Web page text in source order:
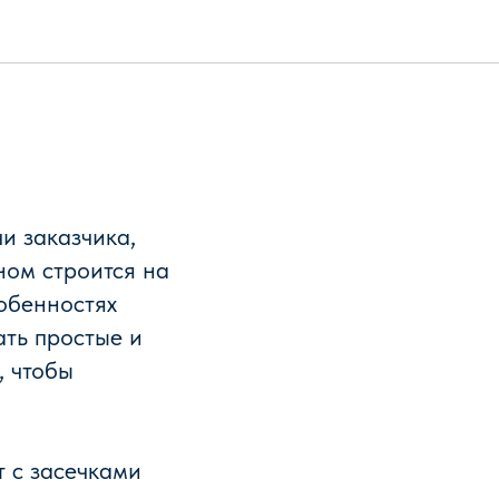
заказчика,
строится на
простые и
чтобы
с засечками